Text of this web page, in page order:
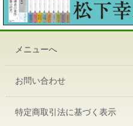
メニューへ
お問い合わせ
特定商取引法に基づく表示